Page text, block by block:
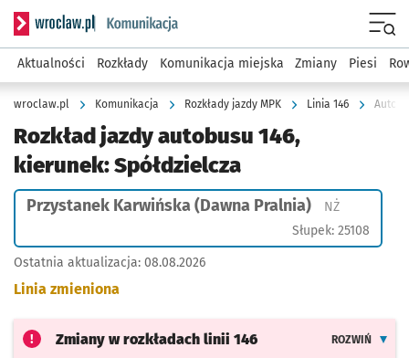
Serwis informacyjny wroclaw.pl podserwis: Komunikacja
Aktualności Rozkłady Komunikacja miejska Zmiany Piesi
wroclaw.pl Komunikacja Rozkłady jazdy MPK Linia 146
Rozkład jazdy autobusu 146,
kierunek: Spółdzielcza
Przystanek Karwińska (Dawna Pralnia) NŻPrzystanek
Słupek: 25108
Ostatnia aktualizacja: 08.08.2026
Linia zmieniona
Zmiany w rozkładach linii 146 ROZWIŃ